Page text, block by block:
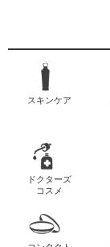
スキンケア
ドクターズ
コスメ